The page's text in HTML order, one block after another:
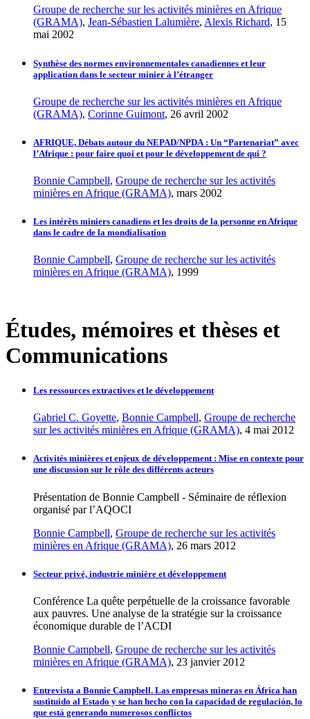
Groupe de recherche sur les activités minières en Afrique
(GRAMA), Jean-Sébastien Lalumière, Alexis Richard, 15
mai 2002
Synthèse des normes environnementales canadiennes et leur
application dans le secteur minier à l’étranger
Groupe de recherche sur les activités minières en Afrique
(GRAMA), Corinne Guimont, 26 avril 2002
AFRIQUE, Débats autour du NEPAD/NPDA : Un “Partenariat” avec
l’Afrique : pour faire quoi et pour le développement de qui ?
Bonnie Campbell, Groupe de recherche sur les activités
minières en Afrique (GRAMA), mars 2002
Les intérêts miniers canadiens et les droits de la personne en Afrique
dans le cadre de la mondialisation
Bonnie Campbell, Groupe de recherche sur les activités
minières en Afrique (GRAMA), 1999
Études, mémoires et thèses et
Communications
Les ressources extractives et le développement
Gabriel C. Goyette, Bonnie Campbell, Groupe de recherche
sur les activités minières en Afrique (GRAMA), 4 mai 2012
Activités minières et enjeux de développement : Mise en contexte pour
une discussion sur le rôle des différents acteurs
Présentation de Bonnie Campbell - Séminaire de réflexion
organisé par l’AQOCI
Bonnie Campbell, Groupe de recherche sur les activités
minières en Afrique (GRAMA), 26 mars 2012
Secteur privé, industrie minière et développement
Conférence La quête perpétuelle de la croissance favorable
aux pauvres. Une analyse de la stratégie sur la croissance
économique durable de l’ACDI
Bonnie Campbell, Groupe de recherche sur les activités
minières en Afrique (GRAMA), 23 janvier 2012
Entrevista a Bonnie Campbell. Las empresas mineras en África han
sustituido al Estado y se han hecho con la capacidad de regulación, lo
que está generando numerosos conflictos